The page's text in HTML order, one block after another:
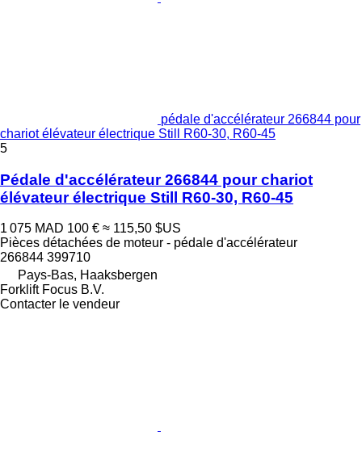
pédale d'accélérateur 266844 pour
chariot élévateur électrique Still R60-30, R60-45
5
Pédale d'accélérateur 266844 pour chariot
élévateur électrique Still R60-30, R60-45
1 075 MAD 100 € ≈ 115,50 $US
Pièces détachées de moteur - pédale d'accélérateur
266844 399710
Pays-Bas, Haaksbergen
Forklift Focus B.V.
Contacter le vendeur